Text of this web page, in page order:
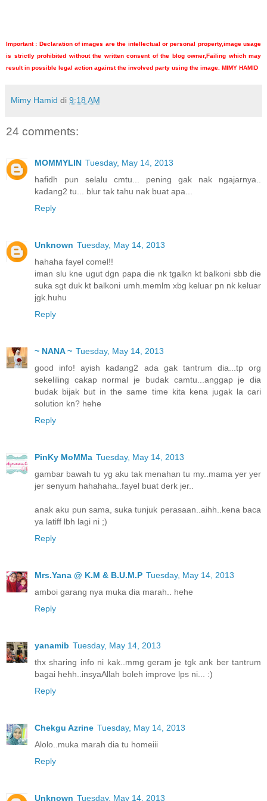
Important : Declaration of images are the intellectual or personal property,image usage
is strictly prohibited without the written consent of the blog owner,Failing which may
result in possible legal action against the involved party using the image. MIMY HAMID
Mimy Hamid di 9:18 AM
24 comments:
MOMMYLIN Tuesday, May 14, 2013
hafidh pun selalu cmtu... pening gak nak ngajarnya..
kadang2 tu... blur tak tahu nak buat apa...
Reply
Unknown Tuesday, May 14, 2013
hahaha fayel comel!!
iman slu kne ugut dgn papa die nk tgalkn kt balkoni sbb die
suka sgt duk kt balkoni umh.memlm xbg keluar pn nk keluar
jgk.huhu
Reply
~ NANA ~ Tuesday, May 14, 2013
good info! ayish kadang2 ada gak tantrum dia...tp org
sekeliling cakap normal je budak camtu...anggap je dia
budak bijak but in the same time kita kena jugak la cari
solution kn? hehe
Reply
PinKy MoMMa Tuesday, May 14, 2013
gambar bawah tu yg aku tak menahan tu my..mama yer yer
jer senyum hahahaha..fayel buat derk jer..
anak aku pun sama, suka tunjuk perasaan..aihh..kena baca
ya latiff lbh lagi ni ;)
Reply
Mrs.Yana @ K.M & B.U.M.P Tuesday, May 14, 2013
amboi garang nya muka dia marah.. hehe
Reply
yanamib Tuesday, May 14, 2013
thx sharing info ni kak..mmg geram je tgk ank ber tantrum
bagai hehh..insyaAllah boleh improve lps ni... :)
Reply
Chekgu Azrine Tuesday, May 14, 2013
Alolo..muka marah dia tu homeiii
Reply
Unknown Tuesday, May 14, 2013